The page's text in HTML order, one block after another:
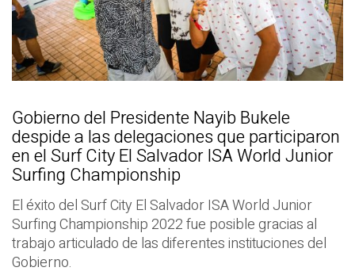
Gobierno del Presidente Nayib Bukele
despide a las delegaciones que participaron
en el Surf City El Salvador ISA World Junior
Surfing Championship
El éxito del Surf City El Salvador ISA World Junior
Surfing Championship 2022 fue posible gracias al
trabajo articulado de las diferentes instituciones del
Gobierno.